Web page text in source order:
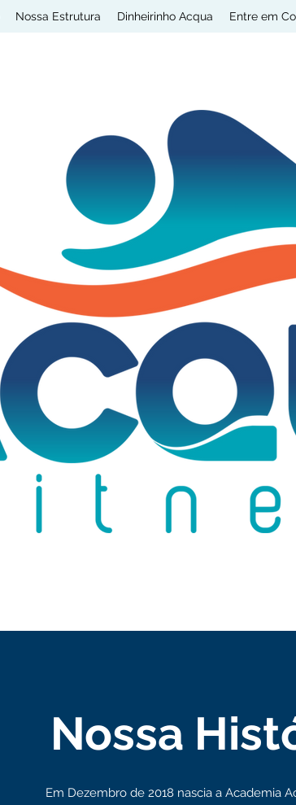
Nossa Estrutura Dinheirinho Acqua Entre em
Nossa
Em Dezembro de 2018 nascia a Academia